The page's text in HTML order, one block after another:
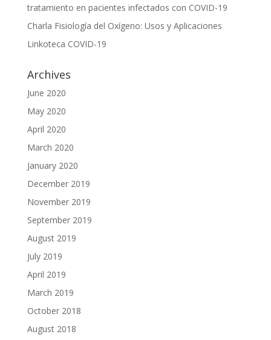
tratamiento en pacientes infectados con COVID-19
Charla Fisiología del Oxígeno: Usos y Aplicaciones
Linkoteca COVID-19
Archives
June 2020
May 2020
April 2020
March 2020
January 2020
December 2019
November 2019
September 2019
August 2019
July 2019
April 2019
March 2019
October 2018
August 2018